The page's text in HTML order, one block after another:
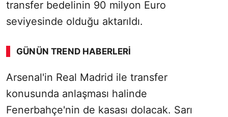
transfer bedelinin 90 milyon Euro
seviyesinde olduğu aktarıldı.
GÜNÜN TREND HABERLERI
00:01 / 08:06
Arsenal'in Real Madrid ile transfer
konusunda anlaşması halinde
Fenerbahçe'nin de kasası dolacak. Sarı